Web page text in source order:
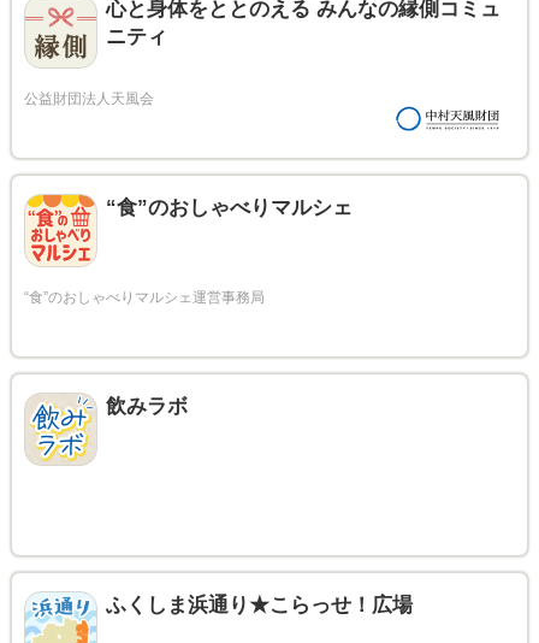
心と身体をととのえる みんなの縁側コミュ
ニティ
“食”のおしゃべりマルシェ
飲みラボ
ふくしま浜通り★こらっせ！広場